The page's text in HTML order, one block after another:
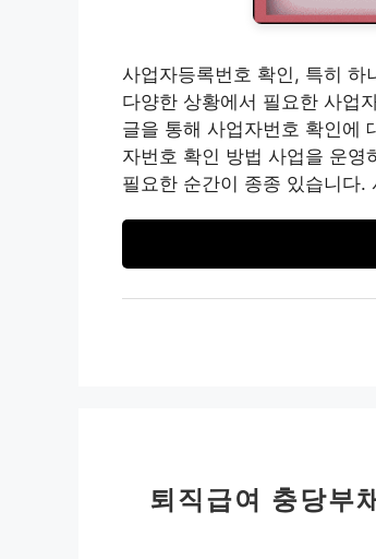
사업자등록번호 확인, 특히 하
다양한 상황에서 필요한 사업
글을 통해 사업자번호 확인에
자번호 확인 방법 사업을 운
필요한 순간이 종종 있습니다
퇴직급여 충당부